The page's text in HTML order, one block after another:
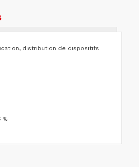
distribution de dispositifs
%